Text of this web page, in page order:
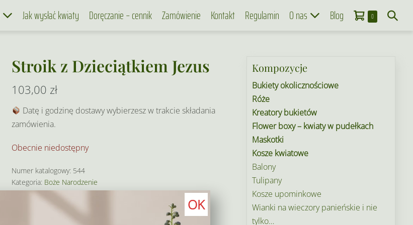
Jak wysłać kwiaty Doręczanie – cennik Zamówienie Kontakt Regulamin O nas Blog Koszyk
0Items
in
Search
Stroik z Dzieciątkiem Jezus
103,00 zł
Datę i godzinę dostawy wybierzesz w trakcie składania
zamówienia.
Obecnie niedostępny
Numer katalogowy: 544
Kategoria: Boże Narodzenie
Kompozycje
Bukiety okolicznościowe
Róże
Kreatory bukietów
Flower boxy – kwiaty w pudełkach
Maskotki
Kosze kwiatowe
Balony
Tulipany
Kosze upominkowe
Wianki na wieczory panieńskie i nie
tylko…
OK